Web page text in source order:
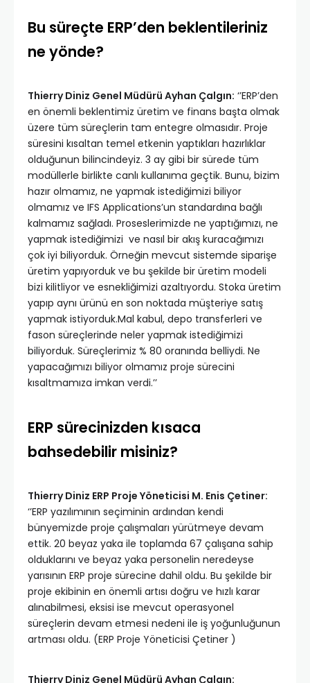
Bu süreçte ERP’den beklentileriniz
ne yönde?
Thierry Diniz Genel Müdürü Ayhan Çalgın: ‘’ERP’den
en önemli beklentimiz üretim ve finans başta olmak
üzere tüm süreçlerin tam entegre olmasıdır. Proje
süresini kısaltan temel etkenin yaptıkları hazırlıklar
olduğunun bilincindeyiz. 3 ay gibi bir sürede tüm
modüllerle birlikte canlı kullanıma geçtik. Bunu, bizim
hazır olmamız, ne yapmak istediğimizi biliyor
olmamız ve IFS Applications’un standardına bağlı
kalmamız sağladı. Proseslerimizde ne yaptığımızı, ne
yapmak istediğimizi ve nasıl bir akış kuracağımızı
çok iyi biliyorduk. Örneğin mevcut sistemde siparişe
üretim yapıyorduk ve bu şekilde bir üretim modeli
bizi kilitliyor ve esnekliğimizi azaltıyordu. Stoka üretim
yapıp aynı ürünü en son noktada müşteriye satış
yapmak istiyorduk.Mal kabul, depo transferleri ve
fason süreçlerinde neler yapmak istediğimizi
biliyorduk. Süreçlerimiz % 80 oranında belliydi. Ne
yapacağımızı biliyor olmamız proje sürecini
kısaltmamıza imkan verdi.’’
ERP sürecinizden kısaca
bahsedebilir misiniz?
Thierry Diniz ERP Proje Yöneticisi M. Enis Çetiner:
‘’ERP yazılımının seçiminin ardından kendi
bünyemizde proje çalışmaları yürütmeye devam
ettik. 20 beyaz yaka ile toplamda 67 çalışana sahip
olduklarını ve beyaz yaka personelin neredeyse
yarısının ERP proje sürecine dahil oldu. Bu şekilde bir
proje ekibinin en önemli artısı doğru ve hızlı karar
alınabilmesi, eksisi ise mevcut operasyonel
süreçlerin devam etmesi nedeni ile iş yoğunluğunun
artması oldu. (ERP Proje Yöneticisi Çetiner )
Thierry Diniz Genel Müdürü Ayhan Çalgın: